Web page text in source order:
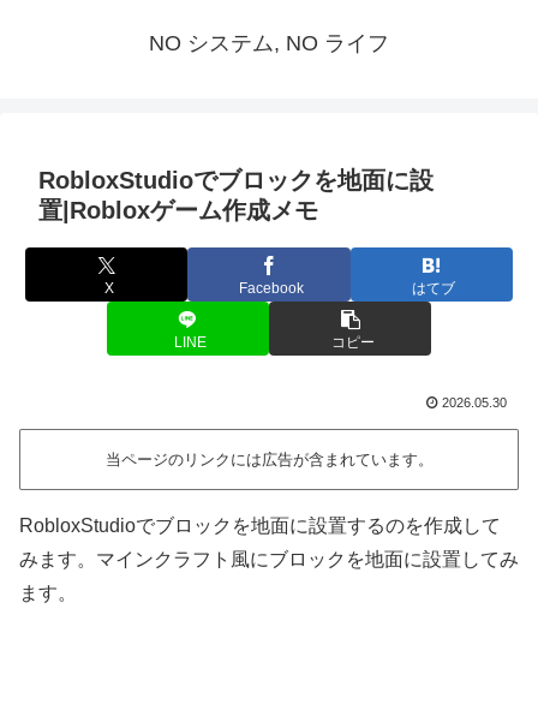
NO システム, NO ライフ
RobloxStudioでブロックを地面に設
置|Robloxゲーム作成メモ
X Facebook はてブ
LINE コピー
2026.05.30
当ページのリンクには広告が含まれています。
RobloxStudioでブロックを地面に設置するのを作成して
みます。マインクラフト風にブロックを地面に設置してみ
ます。